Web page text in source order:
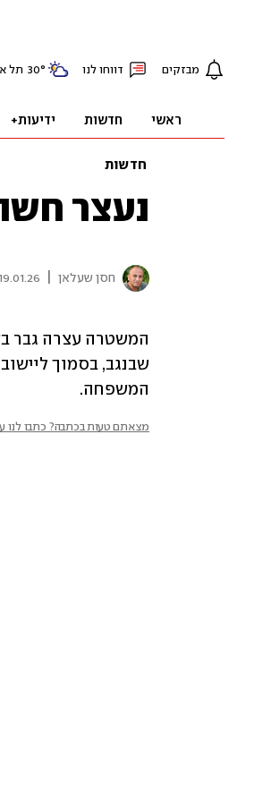
מבזקים דווחו לנו 30° תל
ראשי חדשות ידיעות+
חדשות
נעצר
חסן שעלאן | 02:13
המשפחה.
מצאתם טעות בכתבה? כתבו לנו